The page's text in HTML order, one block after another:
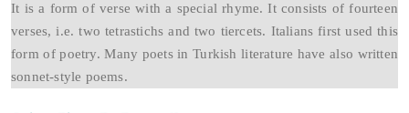
It is a form of verse with a special rhyme. It consists of fourteen
verses, i.e. two tetrastichs and two tiercets. Italians first used this
form of poetry. Many poets in Turkish literature have also written
sonnet-style poems.